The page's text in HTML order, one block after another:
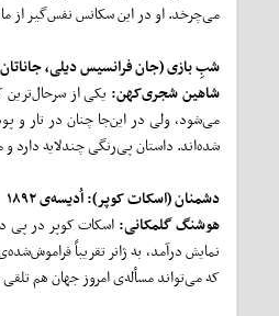
می‌چرخد. او در این سکانس نفس‌گیر از
شبِ بازی (جان فرانسیس دیلی،
شاهین شجریکهن: یکی از
می‌شود، ولی در این‌جا چنان در تار و
شده‌اند. داستان پی‌رنگی چندلایه دارد
دشمنان(اسکات کوپر): اُدیسه‌ی۱۸۹۲
هوشنگ گلمکانی: اسکات کوپر در پی ده سال بازیگری، از سال ۲۰۰۹ به
نمایش درآمد، به ژانر تقریباً
که می‌تواند مسأله‌ی امروز جهان هم